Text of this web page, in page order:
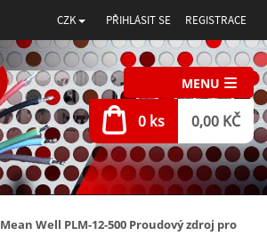
CZK PŘIHLÁSIT SE REGISTRACE
MENU
0 ks 0,00 KČ
Mean Well PLM-12-500 Proudový zdroj pro